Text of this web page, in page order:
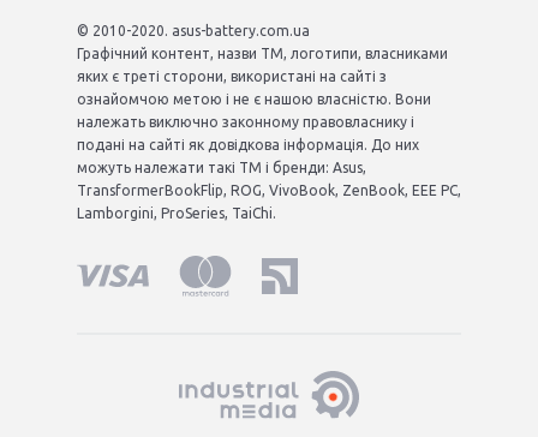
© 2010-2020. asus-battery.com.ua
Графічний контент, назви ТМ, логотипи, власниками
яких є треті сторони, використані на сайті з
ознайомчою метою і не є нашою власністю. Вони
належать виключно законному правовласнику і
подані на сайті як довідкова інформація. До них
можуть належати такі ТМ і бренди: Asus,
TransformerBookFlip, ROG, VivoBook, ZenBook, EEE PC,
Lamborgini, ProSeries, TaiChi.